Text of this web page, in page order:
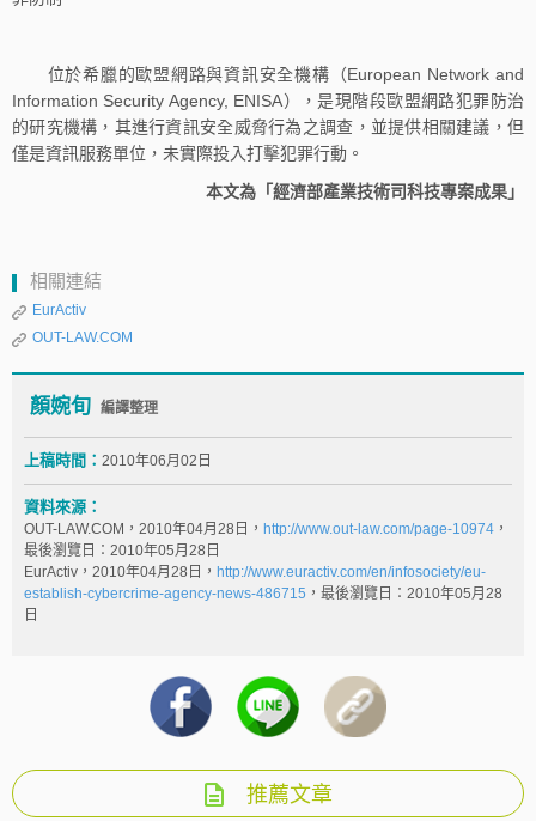
位於希臘的歐盟網路與資訊安全機構（European Network and
Information Security Agency, ENISA），是現階段歐盟網路犯罪防治
的研究機構，其進行資訊安全威脅行為之調查，並提供相關建議，但
僅是資訊服務單位，未實際投入打擊犯罪行動。
本文為「經濟部產業技術司科技專案成果」
相關連結
EurActiv
OUT-LAW.COM
顏婉旬 編譯整理
上稿時間： 2010年06月02日
資料來源：
OUT-LAW.COM，2010年04月28日， http://www.out-law.com/page-10974 ，
最後瀏覽日：2010年05月28日
EurActiv，2010年04月28日， http://www.euractiv.com/en/infosociety/eu-
establish-cybercrime-agency-news-486715 ，最後瀏覽日：2010年05月28
日
推薦文章